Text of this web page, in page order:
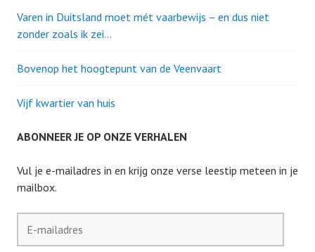
Varen in Duitsland moet mét vaarbewijs – en dus niet
zonder zoals ik zei…
Bovenop het hoogtepunt van de Veenvaart
Vijf kwartier van huis
ABONNEER JE OP ONZE VERHALEN
Vul je e-mailadres in en krijg onze verse leestip meteen in je
mailbox.
mailadres